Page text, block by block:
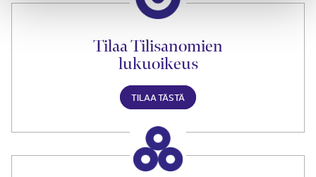
Tilaa Tilisanomien
lukuoikeus
TILAA TÄSTÄ